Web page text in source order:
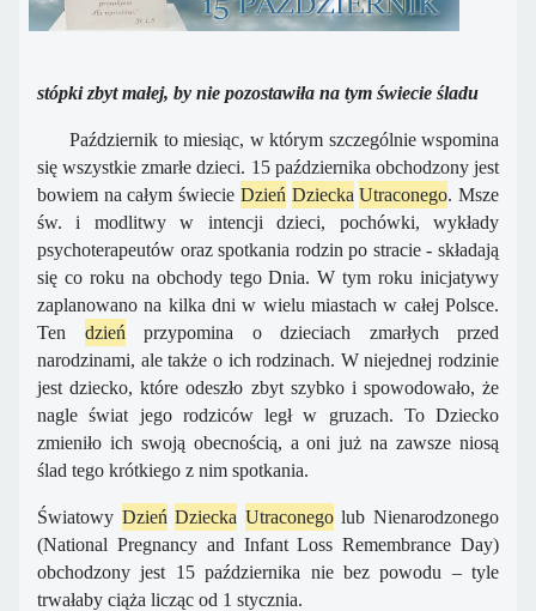
stópki zbyt małej, by nie pozostawiła na tym świecie śladu
Październik to miesiąc, w którym szczególnie wspomina
się wszystkie zmarłe dzieci. 15 października obchodzony jest
bowiem na całym świecie Dzień Dziecka Utraconego. Msze
św. i modlitwy w intencji dzieci, pochówki, wykłady
psychoterapeutów oraz spotkania rodzin po stracie - składają
się co roku na obchody tego Dnia. W tym roku inicjatywy
zaplanowano na kilka dni w wielu miastach w całej Polsce.
Ten dzień przypomina o dzieciach zmarłych przed
narodzinami, ale także o ich rodzinach. W niejednej rodzinie
jest dziecko, które odeszło zbyt szybko i spowodowało, że
nagle świat jego rodziców legł w gruzach. To Dziecko
zmieniło ich swoją obecnością, a oni już na zawsze niosą
ślad tego krótkiego z nim spotkania.
Światowy Dzień Dziecka Utraconegolub Nienarodzonego
(National Pregnancy and Infant Loss Remembrance Day)
obchodzony jest 15 października nie bez powodu – tyle
trwałaby ciąża licząc od 1 stycznia.